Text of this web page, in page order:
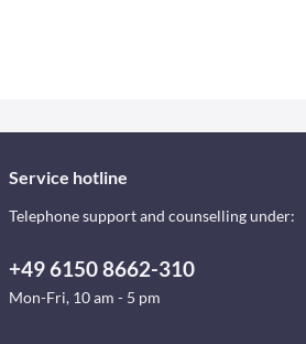
Service hotline
Telephone support and counselling under:
+49 6150 8662-310
Mon-Fri, 10 am - 5 pm